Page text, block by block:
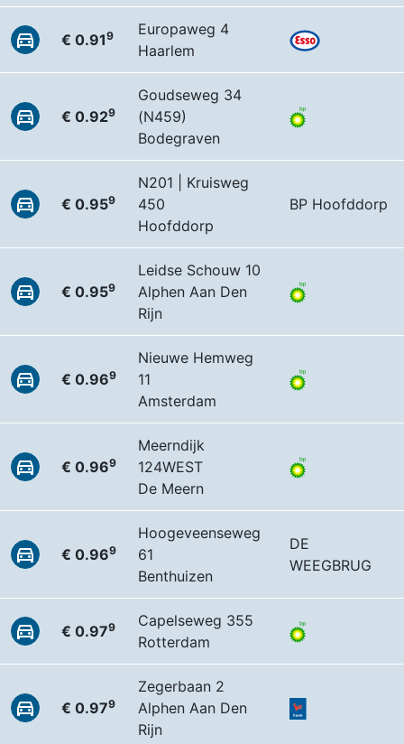
€ 0.919
Europaweg 4
Haarlem
€ 0.929
Goudseweg 34
(N459)
Bodegraven
€ 0.959
N201 | Kruisweg
450
Hoofddorp
BP Hoofddorp
€ 0.959
Leidse Schouw 10
Alphen Aan Den
Rijn
€ 0.969
Nieuwe Hemweg
11
Amsterdam
€ 0.969
Meerndijk
124WEST
De Meern
€ 0.969
Hoogeveenseweg
61
Benthuizen
DE
WEEGBRUG
€ 0.979
Capelseweg 355
Rotterdam
€ 0.979
Zegerbaan 2
Alphen Aan Den
Rijn